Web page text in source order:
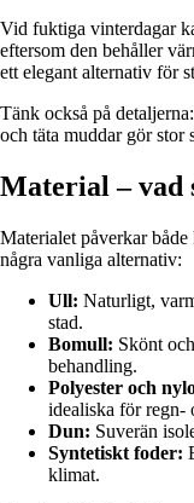
Vid fuktiga vinterdagar
eftersom den behåller
ett elegant alternativ för
Tänk också på
och täta muddar gör stor
Material – vad
Materialet påverkar
några vanliga alternativ:
Ull: Naturligt,
stad.
Bomull: Skönt
behandling.
Polyester och
idealiska för regn-
Dun: Suverän
Syntetiskt foder:
klimat.